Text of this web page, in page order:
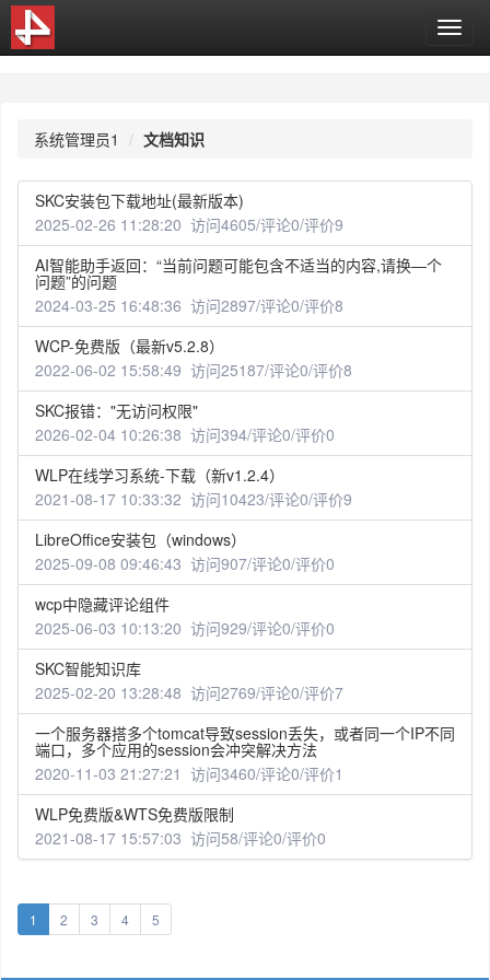
T
o
a
g
系统管理员1 文档知识
SKC安装包下载地址(最新版本)
2025-02-26 11:28:20 访问4605/评论0/评价9
AI智能助手返回：“当前问题可能包含不适当的内容,请换—个
问题”的问题
2024-03-25 16:48:36 访问2897/评论0/评价8
WCP-免费版（最新v5.2.8）
2022-06-02 15:58:49 访问25187/评论0/评价8
SKC报错："无访问权限"
2026-02-04 10:26:38 访问394/评论0/评价0
WLP在线学习系统-下载（新v1.2.4）
2021-08-17 10:33:32 访问10423/评论0/评价9
LibreOffice安装包（windows）
2025-09-08 09:46:43 访问907/评论0/评价0
wcp中隐藏评论组件
2025-06-03 10:13:20 访问929/评论0/评价0
SKC智能知识库
2025-02-20 13:28:48 访问2769/评论0/评价7
一个服务器搭多个tomcat导致session丢失，或者同一个IP不同
端口，多个应用的session会冲突解决方法
2020-11-03 21:27:21 访问3460/评论0/评价1
WLP免费版&WTS免费版限制
2021-08-17 15:57:03 访问58/评论0/评价0
1 2 3 4 5